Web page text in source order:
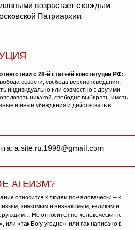
возрастает с каждым
Патриархии.
с 28-й статьей конституции РФ:
совести, свобода вероисповедания,
индивидуально или совместно с другими
никакой, свободно выбирать, иметь
и иные убеждения и действовать в
a.site.ru.1998@gmail.com
АТЕИЗМ?
относится к людям по-человечески – к
знакомым и незнакомым, великим и
Но относится по-человечески не
или «так Богу угодно», или так написано в